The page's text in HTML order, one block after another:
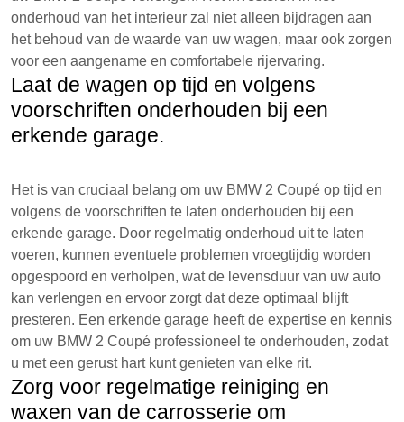
onderhoud van het interieur zal niet alleen bijdragen aan
het behoud van de waarde van uw wagen, maar ook zorgen
voor een aangename en comfortabele rijervaring.
Laat de wagen op tijd en volgens
voorschriften onderhouden bij een
erkende garage.
Het is van cruciaal belang om uw BMW 2 Coupé op tijd en
volgens de voorschriften te laten onderhouden bij een
erkende garage. Door regelmatig onderhoud uit te laten
voeren, kunnen eventuele problemen vroegtijdig worden
opgespoord en verholpen, wat de levensduur van uw auto
kan verlengen en ervoor zorgt dat deze optimaal blijft
presteren. Een erkende garage heeft de expertise en kennis
om uw BMW 2 Coupé professioneel te onderhouden, zodat
u met een gerust hart kunt genieten van elke rit.
Zorg voor regelmatige reiniging en
waxen van de carrosserie om